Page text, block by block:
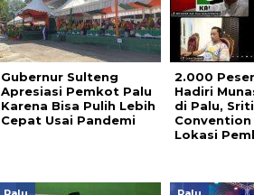
Gubernur Sulteng
Apresiasi Pemkot Palu
Karena Bisa Pulih Lebih
Cepat Usai Pandemi
2.000
Hadiri
di Palu, Sriti
Convention
Lokasi